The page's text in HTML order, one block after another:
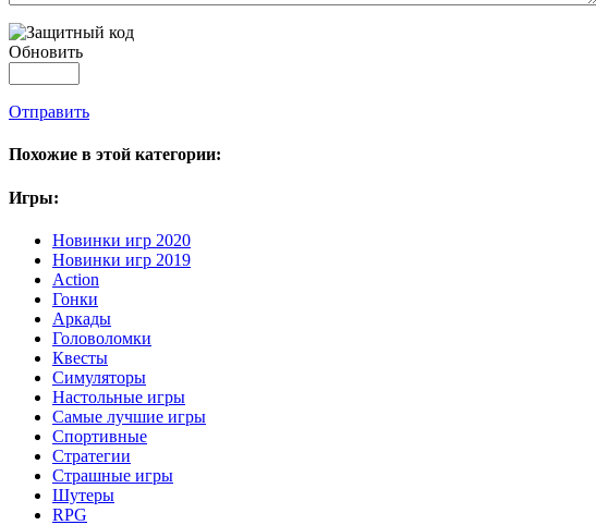
Обновить
Отправить
Похожие в этой категории:
Игры:
Новинки игр 2020
Новинки игр 2019
Action
Гонки
Аркады
Головоломки
Квесты
Симуляторы
Настольные игры
Самые лучшие игры
Спортивные
Стратегии
Страшные игры
Шутеры
RPG